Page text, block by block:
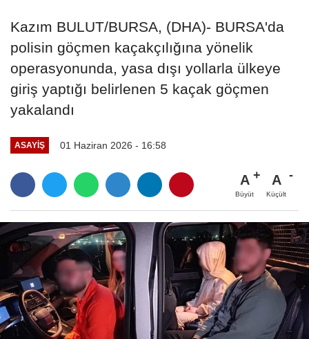
Kazım BULUT/BURSA, (DHA)- BURSA'da
polisin göçmen kaçakçılığına yönelik
operasyonunda, yasa dışı yollarla ülkeye
giriş yaptığı belirlenen 5 kaçak göçmen
yakalandı
ASAYIŞ 01 Haziran 2026 - 16:58
A
Büyüt
A
Küçült